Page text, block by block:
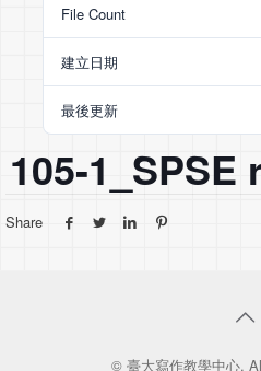
File Count
建立日期
最後更新
105-
Share
© 臺大寫作教學中心.